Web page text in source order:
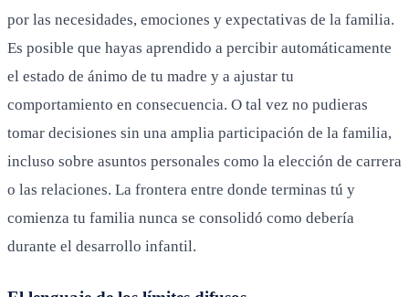
por las necesidades, emociones y expectativas de la familia.
Es posible que hayas aprendido a percibir automáticamente
el estado de ánimo de tu madre y a ajustar tu
comportamiento en consecuencia. O tal vez no pudieras
tomar decisiones sin una amplia participación de la familia,
incluso sobre asuntos personales como la elección de carrera
o las relaciones. La frontera entre donde terminas tú y
comienza tu familia nunca se consolidó como debería
durante el desarrollo infantil.